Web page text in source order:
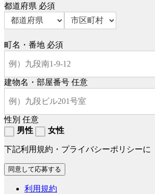
都道府県 必須
町名・番地 必須
建物名・部屋番号 任意
性別 任意
男性
女性
下記利用規約・プライバシーポリシーに
利用規約